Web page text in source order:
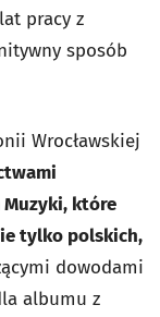
pracy z
sposób
Wrocławskiej
Muzyki, które
tylko polskich,
dowodami
albumu z